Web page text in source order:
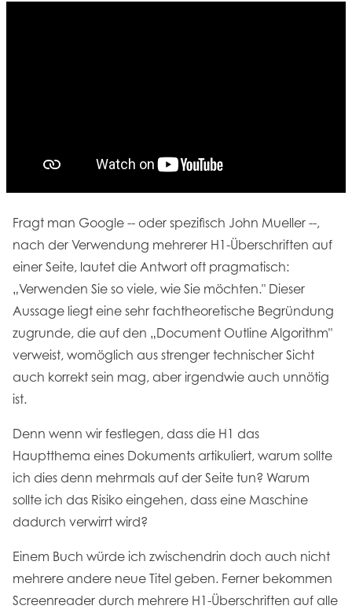
Fragt man Google -- oder spezifisch John Mueller --,
nach der Verwendung mehrerer H1-Überschriften auf
einer Seite, lautet die Antwort oft pragmatisch:
„Verwenden Sie so viele, wie Sie möchten." Dieser
Aussage liegt eine sehr fachtheoretische Begründung
zugrunde, die auf den „Document Outline Algorithm"
verweist, womöglich aus strenger technischer Sicht
auch korrekt sein mag, aber irgendwie auch unnötig
ist.
Denn wenn wir festlegen, dass die H1 das
Hauptthema eines Dokuments artikuliert, warum sollte
ich dies denn mehrmals auf der Seite tun? Warum
sollte ich das Risiko eingehen, dass eine Maschine
dadurch verwirrt wird?
Einem Buch würde ich zwischendrin doch auch nicht
mehrere andere neue Titel geben. Ferner bekommen
Screenreader durch mehrere H1-Überschriften auf alle